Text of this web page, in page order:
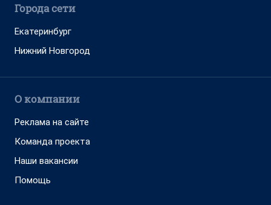
Города сети
Екатеринбург
Нижний Новгород
О компании
Реклама на сайте
Команда проекта
Наши вакансии
Помощь